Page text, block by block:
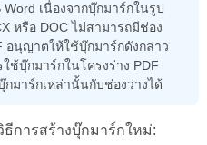
เนื่องจากบุ๊กมาร์กในรูป
หรือ DOC ไม่สามารถมีช่อง
อนุญาตให้ใช้บุ๊กมาร์กดังกล่าว
ช้บุ๊กมาร์กในโครงร่าง PDF
มาร์กเหล่านั้นกับช่องว่างได้
การสร้างบุ๊กมาร์กใหม่: